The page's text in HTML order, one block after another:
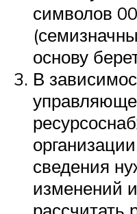
символов
основу
В
сведения
изменений
рассчитать